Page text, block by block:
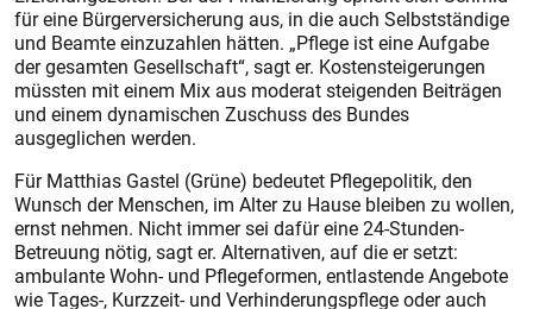
für eine Bürgerversicherung aus, in die auch Selbstständige
und Beamte einzuzahlen hätten. „Pflege ist eine Aufgabe
der gesamten Gesellschaft“, sagt er. Kostensteigerungen
müssten mit einem Mix aus moderat steigenden Beiträgen
und einem dynamischen Zuschuss des Bundes
ausgeglichen werden.
Für Matthias Gastel (Grüne) bedeutet Pflegepolitik, den
Wunsch der Menschen, im Alter zu Hause bleiben zu wollen,
ernst nehmen. Nicht immer sei dafür eine 24-Stunden-
Betreuung nötig, sagt er. Alternativen, auf die er setzt:
ambulante Wohn- und Pflegeformen, entlastende Angebote
wie Tages-, Kurzzeit- und Verhinderungspflege oder auch